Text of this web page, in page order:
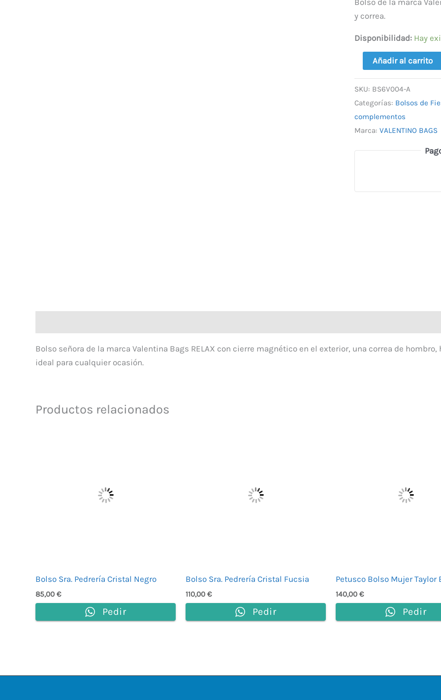
Bolso de la marca
y correa.
Disponibilidad: Hay
Añadir al carrito
SKU: BS6V004-A
Categorías: Bolsos de
complementos
Marca: VALENTINO BAGS
Bolso señora de la marca Valentina Bags RELAX con cierre magnético en el exterior, una correa de
ideal para cualquier ocasión.
Productos relacionados
Bolso Sra. Pedrería Cristal Negro
85,00 €
Pedir
Bolso Sra. Pedrería Cristal Fucsia
110,00 €
Pedir
Petusco Bolso Mujer Taylor
140,00 €
Pedir